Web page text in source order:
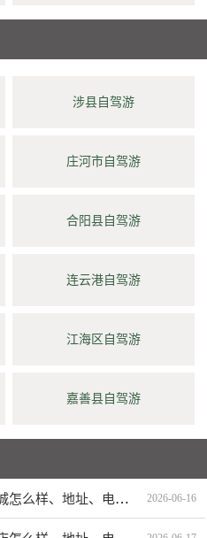
涉县自驾游
庄河市自驾游
合阳县自驾游
连云港自驾游
江海区自驾游
嘉善县自驾游
乐道中心丨东莞高埗汽车城怎么样、地址、电话、上班时间查询 2026-06-16